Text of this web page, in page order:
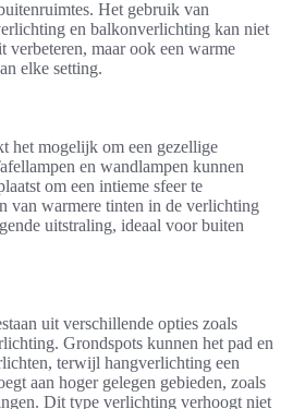
Het gebruik van
en balkonverlichting kan niet
verbeteren, maar ook een warme
elke setting.
het mogelijk om een gezellige
en wandlampen kunnen
om een intieme sfeer te
van warmere tinten in de verlichting
uitstraling, ideaal voor buiten
uit verschillende opties zoals
Grondspots kunnen het pad en
terwijl hangverlichting een
aan hoger gelegen gebieden, zoals
Dit type verlichting verhoogt niet